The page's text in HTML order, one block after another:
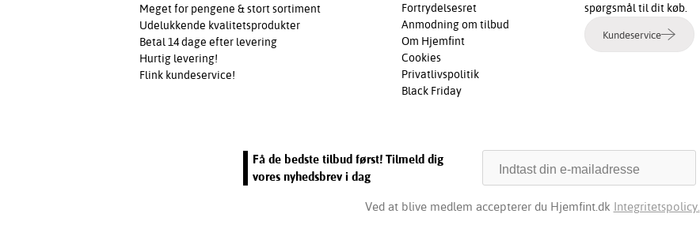
Meget for pengene & stort sortiment
Udelukkende kvalitetsprodukter
Betal 14 dage efter levering
Hurtig levering!
Flink kundeservice!
Fortrydelsesret
Anmodning om tilbud
Om Hjemfint
Cookies
Privatlivspolitik
Black Friday
spørgsmål til dit køb.
Kundeservice
Få de bedste tilbud først! Tilmeld dig
vores nyhedsbrev i dag
Ved at blive medlem accepterer du Hjemfint.dk Integritetspolicy.